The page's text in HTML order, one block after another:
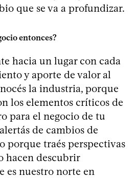
que se va a profundizar.
entonces?
hacia un lugar con cada
y aporte de valor al
la industria, porque
los elementos críticos de
para el negocio de tu
de cambios de
porque traés perspectivas
hacen descubrir
es nuestro norte en